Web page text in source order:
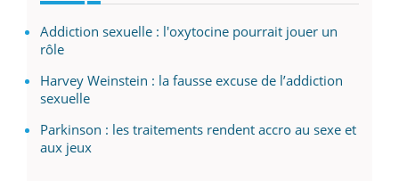
Addiction sexuelle : l'oxytocine pourrait jouer un
rôle
Harvey Weinstein : la fausse excuse de l’addiction
sexuelle
Parkinson : les traitements rendent accro au sexe et
aux jeux